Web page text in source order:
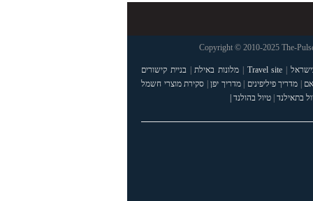
Copyright © 2010-2025 The-
|
Travel site
| מלונות באילת | בניית קישורים
| מדריך פיליפינים |מדריך יפן| סקירת מוצרי חשמל
בתאילנד | טיול בהולנד |